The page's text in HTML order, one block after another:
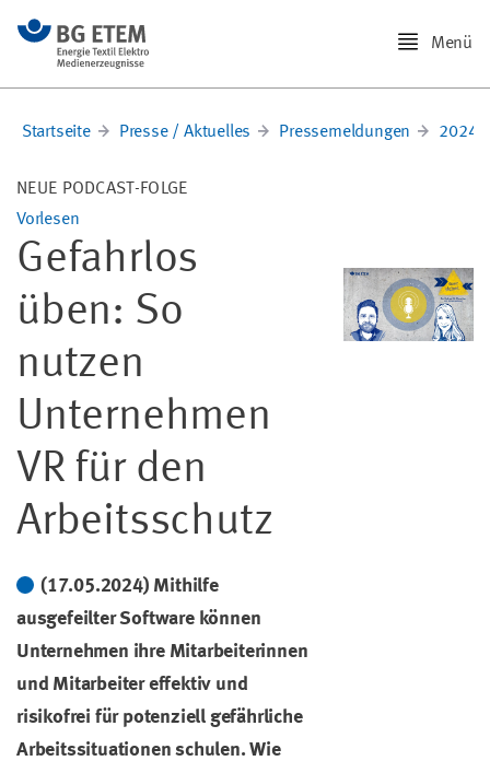
Menü
Startseite Presse / Aktuelles Pressemeldungen 2024
NEUE PODCAST-FOLGE
Vorlesen
Gefahrlos
üben: So
nutzen
Unternehmen
VR für den
Arbeitsschutz
(17.05.2024) Mithilfe
ausgefeilter Software können
Unternehmen ihre Mitarbeiterinnen
und Mitarbeiter effektiv und
risikofrei für potenziell gefährliche
Arbeitssituationen schulen. Wie